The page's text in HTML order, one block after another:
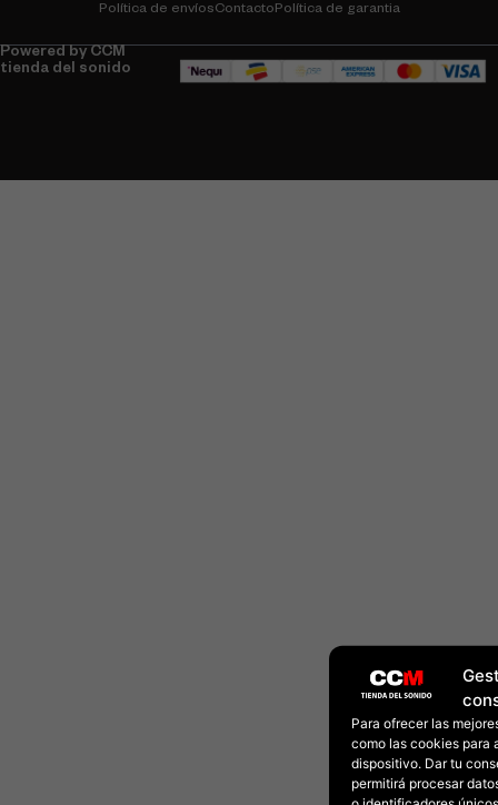
Para ofrecer las
como las cookies para
dispositivo. Dar tu
permitirá procesar
Política de envíosContactoPolítica de garantia
Powered by CCM
tienda del sonido